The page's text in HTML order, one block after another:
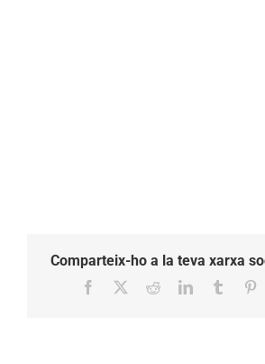
Comparteix-ho a la teva xarxa
Facebook RedditLinkedInTumblr